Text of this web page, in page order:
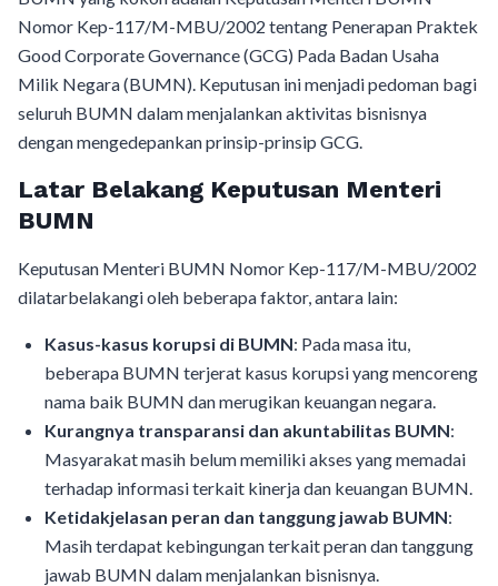
Nomor Kep-117/M-MBU/2002 tentang Penerapan Praktek
Good Corporate Governance (GCG) Pada Badan Usaha
Milik Negara (BUMN). Keputusan ini menjadi pedoman bagi
seluruh BUMN dalam menjalankan aktivitas bisnisnya
dengan mengedepankan prinsip-prinsip GCG.
Latar Belakang Keputusan Menteri
BUMN
Keputusan Menteri BUMN Nomor Kep-117/M-MBU/2002
dilatarbelakangi oleh beberapa faktor, antara lain:
Kasus-kasus korupsi di BUMN: Pada masa itu,
beberapa BUMN terjerat kasus korupsi yang mencoreng
nama baik BUMN dan merugikan keuangan negara.
Kurangnya transparansi dan akuntabilitas BUMN:
Masyarakat masih belum memiliki akses yang memadai
terhadap informasi terkait kinerja dan keuangan BUMN.
Ketidakjelasan peran dan tanggung jawab BUMN:
Masih terdapat kebingungan terkait peran dan tanggung
jawab BUMN dalam menjalankan bisnisnya.